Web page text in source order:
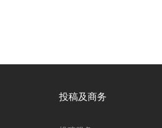
投稿及商务